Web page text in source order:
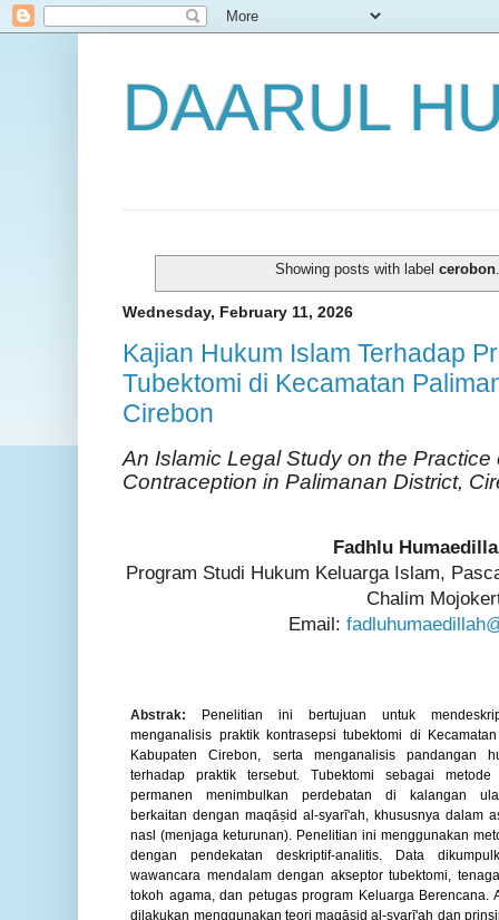
DAARUL
Showing posts with label cerobon
Wednesday, February 11, 2026
Kajian Hukum Islam Terhadap
Tubektomi di Kecamatan
Cirebon
An Islamic Legal Study on the Practice
Contraception in Palimanan District,
Fadhlu
Program Studi Hukum Keluarga Islam,
Chalim
Email:
Abstrak:
Penelitian ini bertujuan untuk
menganalisis praktik kontrasepsi tubektomi di
Kabupaten Cirebon, serta menganalisis pandangan
terhadap praktik tersebut. Tubektomi sebagai metode
permanen menimbulkan perdebatan di kalangan
berkaitan dengan maqāṣid al-syarī'ah, khususnya dalam
nasl (menjaga keturunan). Penelitian ini menggunakan
dengan pendekatan deskriptif-analitis. Data
wawancara mendalam dengan akseptor tubektomi,
tokoh agama, dan petugas program Keluarga Berencana.
dilakukan menggunakan teori maqāṣid al-syarī'ah dan